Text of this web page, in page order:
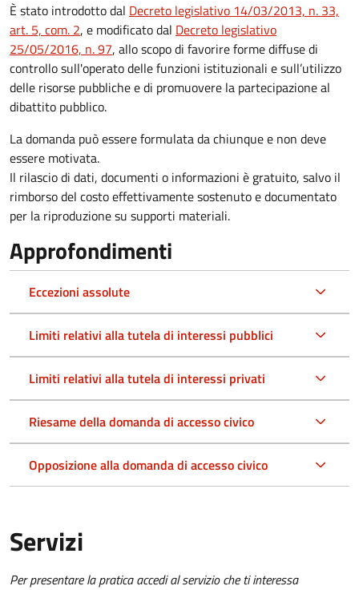
È stato introdotto dal Decreto legislativo 14/03/2013, n. 33,
art. 5, com. 2, e modificato dal Decreto legislativo
25/05/2016, n. 97, allo scopo di favorire forme diffuse di
controllo sull'operato delle funzioni istituzionali e sull’utilizzo
delle risorse pubbliche e di promuovere la partecipazione al
dibattito pubblico.
La domanda può essere formulata da chiunque e non deve
essere motivata.
Il rilascio di dati, documenti o informazioni è gratuito, salvo il
rimborso del costo effettivamente sostenuto e documentato
per la riproduzione su supporti materiali.
Approfondimenti
Eccezioni assolute
Limiti relativi alla tutela di interessi pubblici
Limiti relativi alla tutela di interessi privati
Riesame della domanda di accesso civico
Opposizione alla domanda di accesso civico
Servizi
Per presentare la pratica accedi al servizio che ti interessa